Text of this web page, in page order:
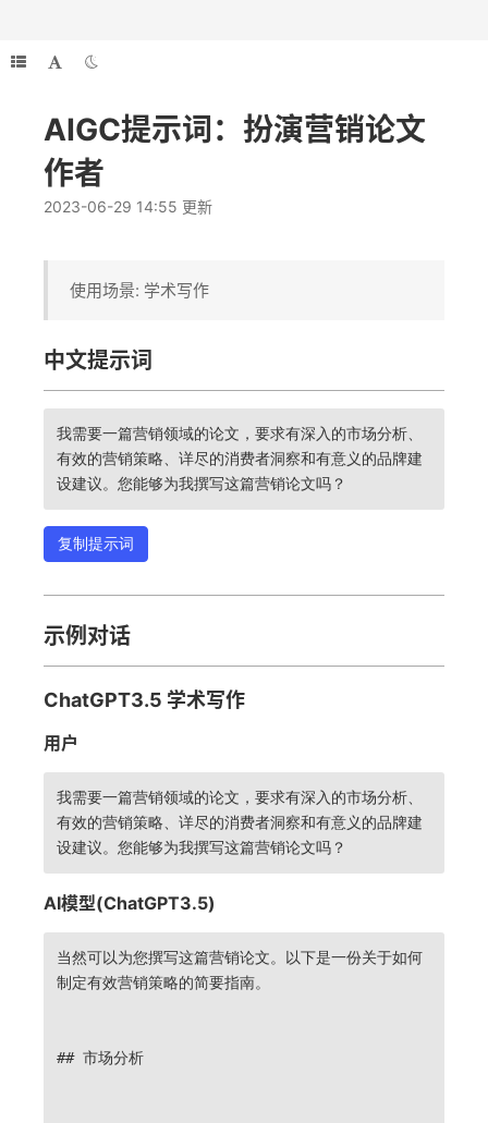
AIGC提示词：扮演营销论文
作者
2023-06-29 14:55 更新
使用场景: 学术写作
中文提示词
我需要一篇营销领域的论文，要求有深入的市场分析、
有效的营销策略、详尽的消费者洞察和有意义的品牌建
设建议。您能够为我撰写这篇营销论文吗？
复制提示词
示例对话
ChatGPT3.5 学术写作
用户
我需要一篇营销领域的论文，要求有深入的市场分析、
有效的营销策略、详尽的消费者洞察和有意义的品牌建
设建议。您能够为我撰写这篇营销论文吗？
AI模型(ChatGPT3.5)
当然可以为您撰写这篇营销论文。以下是一份关于如何
制定有效营销策略的简要指南。
## 市场分析